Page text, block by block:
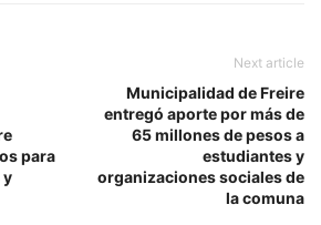
para
y
Next article
Municipalidad de Freire
entregó aporte por más de
65 millones de pesos a
estudiantes y
organizaciones sociales de
la comuna